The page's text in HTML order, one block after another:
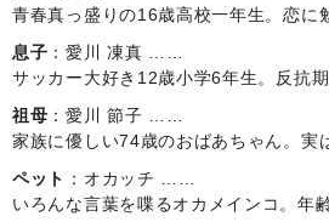
青春真っ盛りの16歳高校一年生。恋に
息子 ：愛川 凍真 ……
サッカー大好き12歳小学6年生。反抗
祖母 ：愛川 節子 ……
家族に優しい74歳のおばあちゃん。実
ペット ：オカッチ ……
いろんな言葉を喋るオカメインコ。年